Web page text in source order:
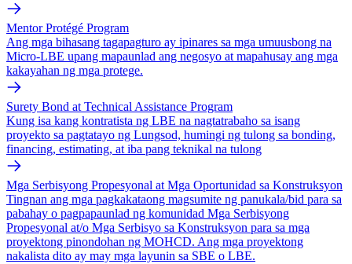
Mentor Protégé Program
Ang mga bihasang tagapagturo ay ipinares sa mga umuusbong na
Micro-LBE upang mapaunlad ang negosyo at mapahusay ang mga
kakayahan ng mga protege.
Surety Bond at Technical Assistance Program
Kung isa kang kontratista ng LBE na nagtatrabaho sa isang
proyekto sa pagtatayo ng Lungsod, humingi ng tulong sa bonding,
financing, estimating, at iba pang teknikal na tulong
Mga Serbisyong Propesyonal at Mga Oportunidad sa Konstruksyon
Tingnan ang mga pagkakataong magsumite ng panukala/bid para sa
pabahay o pagpapaunlad ng komunidad Mga Serbisyong
Propesyonal at/o Mga Serbisyo sa Konstruksyon para sa mga
proyektong pinondohan ng MOHCD. Ang mga proyektong
nakalista dito ay may mga layunin sa SBE o LBE.